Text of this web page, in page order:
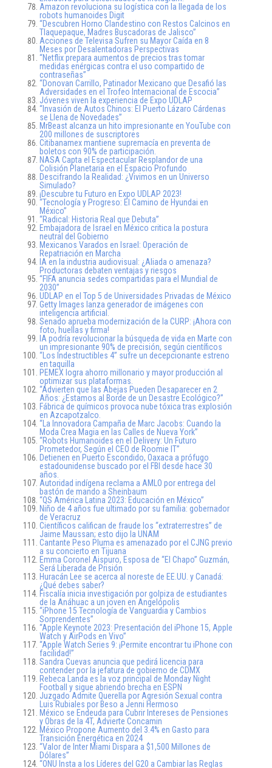
Amazon revoluciona su logística con la llegada de los
robots humanoides Digit
“Descubren Horno Clandestino con Restos Calcinos en
Tlaquepaque, Madres Buscadoras de Jalisco”
Acciones de Televisa Sufren su Mayor Caída en 8
Meses por Desalentadoras Perspectivas
“Netflix prepara aumentos de precios tras tomar
medidas enérgicas contra el uso compartido de
contraseñas”
“Donovan Carrillo, Patinador Mexicano que Desafió las
Adversidades en el Trofeo Internacional de Escocia”
Jóvenes viven la experiencia de Expo UDLAP
“Invasión de Autos Chinos: El Puerto Lázaro Cárdenas
se Llena de Novedades”
MrBeast alcanza un hito impresionante en YouTube con
200 millones de suscriptores
Citibanamex mantiene supremacía en preventa de
boletos con 90% de participación.
NASA Capta el Espectacular Resplandor de una
Colisión Planetaria en el Espacio Profundo
Descifrando la Realidad: ¿Vivimos en un Universo
Simulado?
¡Descubre tu Futuro en Expo UDLAP 2023!
“Tecnología y Progreso: El Camino de Hyundai en
México”
“Radical: Historia Real que Debuta”
Embajadora de Israel en México critica la postura
neutral del Gobierno
Mexicanos Varados en Israel: Operación de
Repatriación en Marcha
IA en la industria audiovisual: ¿Aliada o amenaza?
Productoras debaten ventajas y riesgos
“FIFA anuncia sedes compartidas para el Mundial de
2030”
UDLAP en el Top 5 de Universidades Privadas de México
Getty Images lanza generador de imágenes con
inteligencia artificial.
Senado aprueba modernización de la CURP: ¡Ahora con
foto, huellas y firma!
IA podría revolucionar la búsqueda de vida en Marte con
un impresionante 90% de precisión, según científicos
“Los Indestructibles 4” sufre un decepcionante estreno
en taquilla
PEMEX logra ahorro millonario y mayor producción al
optimizar sus plataformas.
“Advierten que las Abejas Pueden Desaparecer en 2
Años: ¿Estamos al Borde de un Desastre Ecológico?”
Fábrica de químicos provoca nube tóxica tras explosión
en Azcapotzalco.
“La Innovadora Campaña de Marc Jacobs: Cuando la
Moda Crea Magia en las Calles de Nueva York”
“Robots Humanoides en el Delivery: Un Futuro
Prometedor, Según el CEO de Roomie IT”
Detienen en Puerto Escondido, Oaxaca a prófugo
estadounidense buscado por el FBI desde hace 30
años.
Autoridad indígena reclama a AMLO por entrega del
bastón de mando a Sheinbaum
“QS América Latina 2023: Educación en México”
Niño de 4 años fue ultimado por su familia: gobernador
de Veracruz
Científicos califican de fraude los “extraterrestres” de
Jaime Maussan; esto dijo la UNAM
Cantante Peso Pluma es amenazado por el CJNG previo
a su concierto en Tijuana
Emma Coronel Aispuro, Esposa de “El Chapo” Guzmán,
Será Liberada de Prisión
Huracán Lee se acerca al noreste de EE.UU. y Canadá:
¿Qué debes saber?
Fiscalía inicia investigación por golpiza de estudiantes
de la Anáhuac a un joven en Angelópolis
“iPhone 15 Tecnología de Vanguardia y Cambios
Sorprendentes”
“Apple Keynote 2023: Presentación del iPhone 15, Apple
Watch y AirPods en Vivo”
“Apple Watch Series 9: ¡Permite encontrar tu iPhone con
facilidad!”
Sandra Cuevas anuncia que pedirá licencia para
contender por la jefatura de gobierno de CDMX
Rebeca Landa es la voz principal de Monday Night
Football y sigue abriendo brecha en ESPN
Juzgado Admite Querella por Agresión Sexual contra
Luis Rubiales por Beso a Jenni Hermoso
México se Endeuda para Cubrir Intereses de Pensiones
y Obras de la 4T, Advierte Concamin
México Propone Aumento del 3.4% en Gasto para
Transición Energética en 2024
“Valor de Inter Miami Dispara a $1,500 Millones de
Dólares”
“ONU Insta a los Líderes del G20 a Cambiar las Reglas